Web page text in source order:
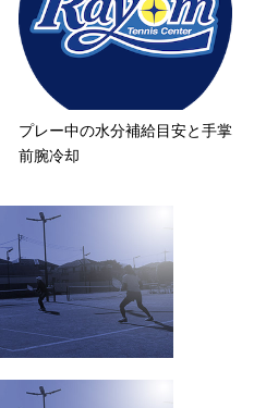
プレー中の水分補給目安と手掌
前腕冷却